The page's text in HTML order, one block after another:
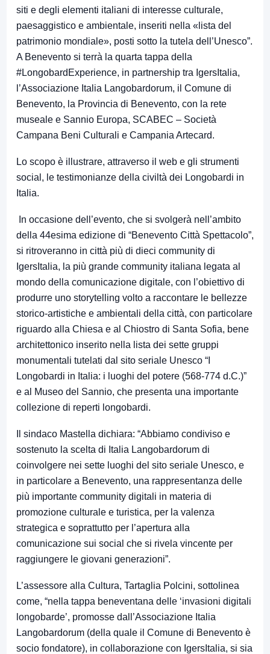
siti e degli elementi italiani di interesse culturale,
paesaggistico e ambientale, inseriti nella «lista del
patrimonio mondiale», posti sotto la tutela dell’Unesco”.
A Benevento si terrà la quarta tappa della
#LongobardExperience, in partnership tra IgersItalia,
l’Associazione Italia Langobardorum, il Comune di
Benevento, la Provincia di Benevento, con la rete
museale e Sannio Europa, SCABEC – Società
Campana Beni Culturali e Campania Artecard.
Lo scopo è illustrare, attraverso il web e gli strumenti
social, le testimonianze della civiltà dei Longobardi in
Italia.
In occasione dell’evento, che si svolgerà nell’ambito
della 44esima edizione di “Benevento Città Spettacolo”,
si ritroveranno in città più di dieci community di
IgersItalia, la più grande community italiana legata al
mondo della comunicazione digitale, con l’obiettivo di
produrre uno storytelling volto a raccontare le bellezze
storico-artistiche e ambientali della città, con particolare
riguardo alla Chiesa e al Chiostro di Santa Sofia, bene
architettonico inserito nella lista dei sette gruppi
monumentali tutelati dal sito seriale Unesco “I
Longobardi in Italia: i luoghi del potere (568-774 d.C.)”
e al Museo del Sannio, che presenta una importante
collezione di reperti longobardi.
Il sindaco Mastella dichiara: “Abbiamo condiviso e
sostenuto la scelta di Italia Langobardorum di
coinvolgere nei sette luoghi del sito seriale Unesco, e
in particolare a Benevento, una rappresentanza delle
più importante community digitali in materia di
promozione culturale e turistica, per la valenza
strategica e soprattutto per l’apertura alla
comunicazione sui social che si rivela vincente per
raggiungere le giovani generazioni”.
L’assessore alla Cultura, Tartaglia Polcini, sottolinea
come, “nella tappa beneventana delle ‘invasioni digitali
longobarde’, promosse dall’Associazione Italia
Langobardorum (della quale il Comune di Benevento è
socio fondatore), in collaborazione con IgersItalia, si sia